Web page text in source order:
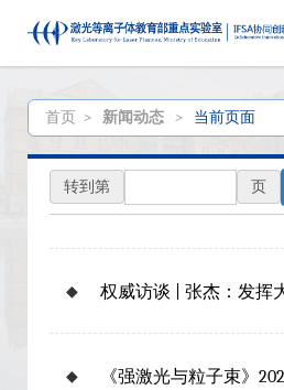
首页 > 新闻动态 > 当前页面
转到第 页
◆
权威访谈 | 张杰：发挥
◆
《强激光与粒子束》